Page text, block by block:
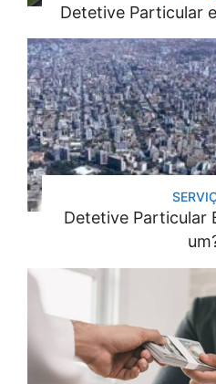
Detetive Particular
Detetive Particular